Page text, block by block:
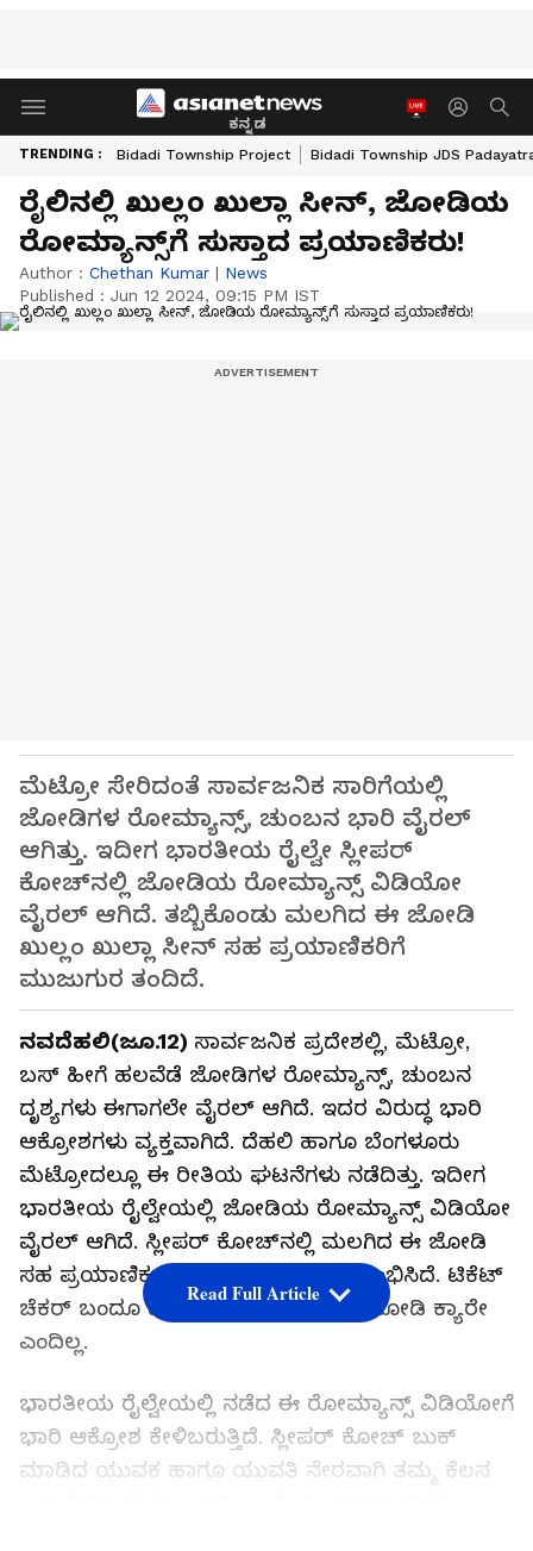
ಕನ್ನಡ
TRENDING : Bidadi Township Project Bidadi Township JDS
ರೈಲಿನಲ್ಲಿ ಖುಲ್ಲಂ ಖುಲ್ಲಾ ಸೀನ್, ಜೋಡಿಯ
ರೋಮ್ಯಾನ್ಸ್‌ಗೆ ಸುಸ್ತಾದ ಪ್ರಯಾಣಿಕರು!
Author : Chethan Kumar | News
Published : Jun 12 2024, 09:15 PM IST
ಮೆಟ್ರೋ ಸೇರಿದಂತೆ ಸಾರ್ವಜನಿಕ ಸಾರಿಗೆಯಲ್ಲಿ
ಜೋಡಿಗಳ ರೋಮ್ಯಾನ್ಸ್, ಚುಂಬನ ಭಾರಿ ವೈರಲ್
ಆಗಿತ್ತು. ಇದೀಗ ಭಾರತೀಯ ರೈಲ್ವೇ ಸ್ಲೀಪರ್
ಕೋಚ್‌ನಲ್ಲಿ ಜೋಡಿಯ ರೋಮ್ಯಾನ್ಸ್ ವಿಡಿಯೋ
ವೈರಲ್ ಆಗಿದೆ. ತಬ್ಬಿಕೊಂಡು ಮಲಗಿದ ಈ ಜೋಡಿ
ಖುಲ್ಲಂ ಖುಲ್ಲಾ ಸೀನ್ ಸಹ ಪ್ರಯಾಣಿಕರಿಗೆ
ಮುಜುಗುರ ತಂದಿದೆ.
ನವದೆಹಲಿ(ಜೂ.12) ಸಾರ್ವಜನಿಕ ಪ್ರದೇಶಲ್ಲಿ, ಮೆಟ್ರೋ,
ಬಸ್ ಹೀಗೆ ಹಲವೆಡೆ ಜೋಡಿಗಳ ರೋಮ್ಯಾನ್ಸ್, ಚುಂಬನ
ದೃಶ್ಯಗಳು ಈಗಾಗಲೇ ವೈರಲ್ ಆಗಿದೆ. ಇದರ ವಿರುದ್ಧ ಭಾರಿ
ಆಕ್ರೋಶಗಳು ವ್ಯಕ್ತವಾಗಿದೆ. ದೆಹಲಿ ಹಾಗೂ ಬೆಂಗಳೂರು
ಮೆಟ್ರೋದಲ್ಲೂ ಈ ರೀತಿಯ ಘಟನೆಗಳು ನಡೆದಿತ್ತು. ಇದೀಗ
ಭಾರತೀಯ ರೈಲ್ವೇಯಲ್ಲಿ ಜೋಡಿಯ ರೋಮ್ಯಾನ್ಸ್ ವಿಡಿಯೋ
ವೈರಲ್ ಆಗಿದೆ. ಸ್ಲೀಪರ್ ಕೋಚ್‌ನಲ್ಲಿ ಮಲಗಿದ ಈ ಜೋಡಿ
ಸಹ ಪ್ರಯಾಣಿಕರ ಮುಂದೆ ಚುಂಬಿಸಲು ಆರಂಭಿಸಿದೆ. ಟಿಕೆಟ್
ಚೆಕರ್ ಬಂದೂ ವಾರ್ನಿಂಗ್ ನೀಡಿದರೂ ಈ ಜೋಡಿ ಕ್ಯಾರೇ
ಎಂದಿಲ್ಲ.
ಭಾರತೀಯ ರೈಲ್ವೇಯಲ್ಲಿ ನಡೆದ ಈ ರೋಮ್ಯಾನ್ಸ್ ವಿಡಿಯೋಗೆ
ಭಾರಿ ಆಕ್ರೋಶ ಕೇಳಿಬರುತ್ತಿದೆ. ಸ್ಲೀಪರ್ ಕೋಚ್ ಬುಕ್
ಮಾಡಿದ ಯುವಕ ಹಾಗೂ ಯುವತಿ ನೇರವಾಗಿ ತಮ್ಮ ಕೆಲಸ
Read Full Article